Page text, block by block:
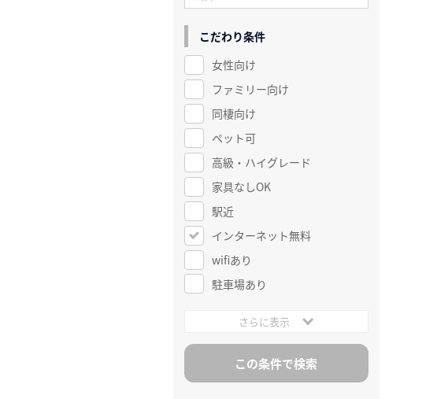
こだわり条件
女性向け
ファミリー向け
同棲向け
ペット可
高級・ハイグレード
家具なしOK
駅近
インターネット無料
wifiあり
駐車場あり
さらに表示